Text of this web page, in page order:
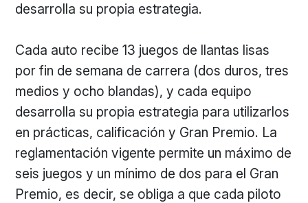
desarrolla su propia estrategia.
Cada auto recibe 13 juegos de llantas lisas
por fin de semana de carrera (dos duros, tres
medios y ocho blandas), y cada equipo
desarrolla su propia estrategia para utilizarlos
en prácticas, calificación y Gran Premio. La
reglamentación vigente permite un máximo de
seis juegos y un mínimo de dos para el Gran
Premio, es decir, se obliga a que cada piloto